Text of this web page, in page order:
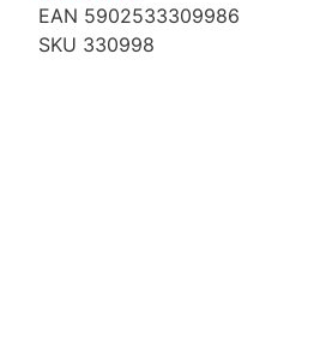
EAN 5902533309986
SKU 330998